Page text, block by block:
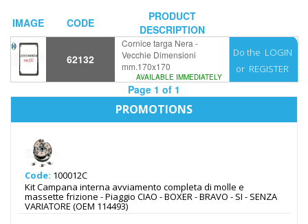
IMAGE CODE
PRODUCT
DESCRIPTION
62132
Cornice targa Nera -
Vecchie Dimensioni
mm.170x170
AVAILABLE IMMEDIATELY
Do the LOGIN
or REGISTER
Page 1 of 1
PROMOTIONS
Code: 100012C
Kit Campana interna avviamento completa di molle e
massette frizione - Piaggio CIAO - BOXER - BRAVO - SI - SENZA
VARIATORE (OEM 114493)